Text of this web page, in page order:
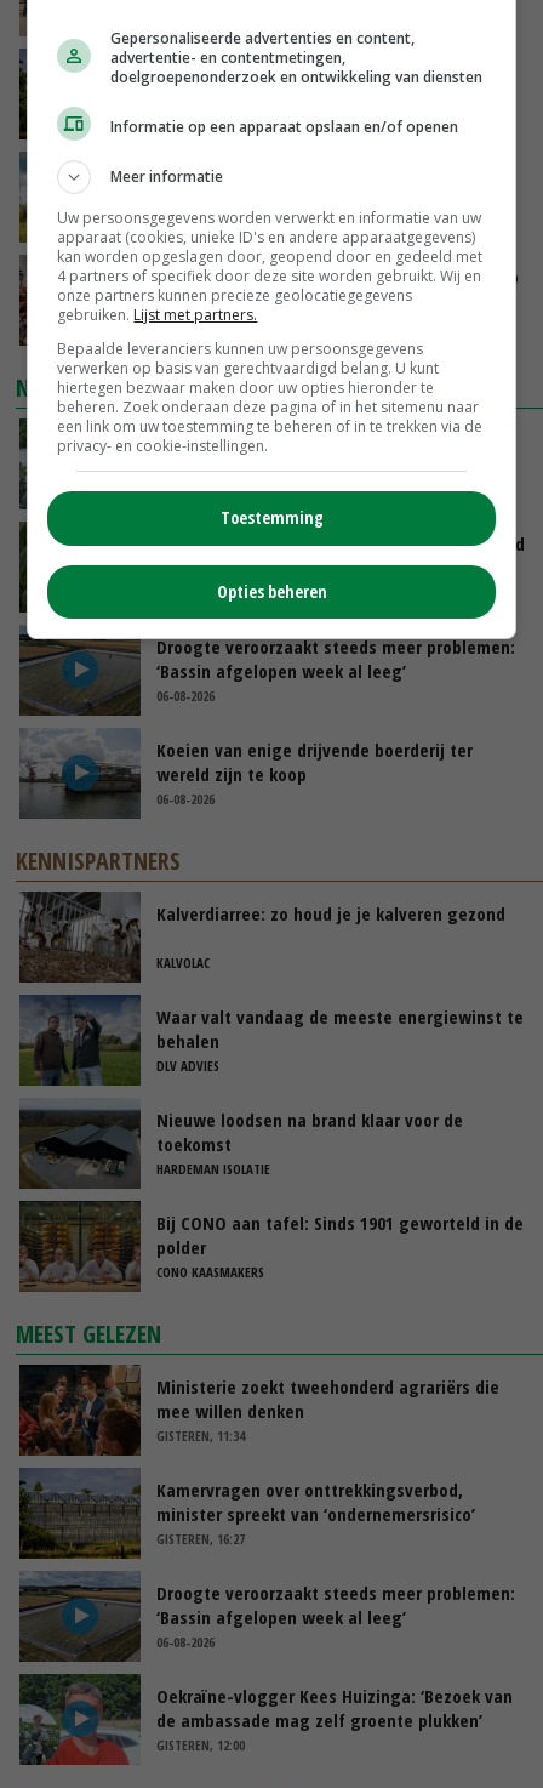
Kamervragen over onttrekkingsverbod,
minister spreekt van ‘ondernemersrisico’
GISTEREN, 16:27
‘Rendement van Krullvarkens komt van de
GISTEREN, 15:30
Oorlogen en El Niño stuwen voedselprijzen op
GISTEREN, 15:04
NIEUWSTE VIDEO'S
Oekraïne-vlogger Kees Huizinga: ‘Bezoek van
GISTEREN, 12:00
Limburgse mais van Frijns doet het verrassend
goed
GISTEREN, 10:00
Droogte veroorzaakt steeds meer problemen:
‘Bassin afgelopen week al leeg’
06-08-2026
Koeien van enige drijvende boerderij ter
wereld zijn te koop
06-08-2026
KENNISPARTNERS
Kalverdiarree: zo houd je je kalveren gezond
KALVOLAC
Waar valt vandaag de meeste energiewinst te
behalen
DLV ADVIES
Nieuwe loodsen na brand klaar voor de
toekomst
HARDEMAN ISOLATIE
Bij CONO aan tafel: Sinds 1901 geworteld in de
polder
CONO KAASMAKERS
MEEST GELEZEN
Ministerie zoekt tweehonderd agrariërs die
mee willen denken
GISTEREN, 11:34
Kamervragen over onttrekkingsverbod,
minister spreekt van ‘ondernemersrisico’
GISTEREN, 16:27
Droogte veroorzaakt steeds meer problemen:
‘Bassin afgelopen week al leeg’
06-08-2026
Oekraïne-vlogger Kees Huizinga: ‘Bezoek van
de ambassade mag zelf groente plukken’
GISTEREN, 12:00
Gepersonaliseerde advertenties en content,
advertentie- en contentmetingen,
doelgroepenonderzoek en ontwikkeling van diensten
Informatie op een apparaat opslaan en/of openen
Meer informatie
Uw persoonsgegevens worden verwerkt en informatie van uw
apparaat (cookies, unieke ID's en andere apparaatgegevens)
kan worden opgeslagen door, geopend door en gedeeld met
4 partners of specifiek door deze site worden gebruikt. Wij en
onze partners kunnen precieze geolocatiegegevens
gebruiken. Lijst met partners.
Bepaalde leveranciers kunnen uw persoonsgegevens
verwerken op basis van gerechtvaardigd belang. U kunt
hiertegen bezwaar maken door uw opties hieronder te
beheren. Zoek onderaan deze pagina of in het sitemenu naar
een link om uw toestemming te beheren of in te trekken via de
privacy- en cookie-instellingen.
Toestemming
Opties beheren